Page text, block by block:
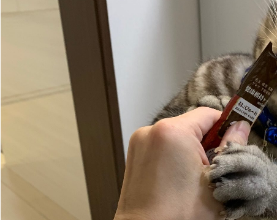
マキタ スライドマルノコ 190mm M244
本日ご紹介の商品→
https://www.ejoy.jp/fs/ejoy/
「マキタDIY工具公式専門店」
https://www.ejoy.jp/makita/